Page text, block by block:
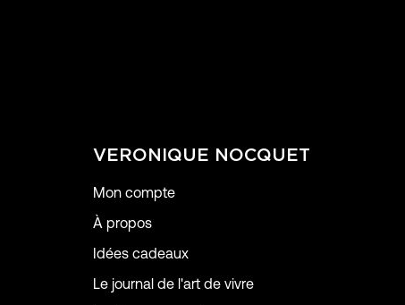
VERONIQUE NOCQUET
Mon compte
À propos
Idées cadeaux
Le journal de l'art de vivre